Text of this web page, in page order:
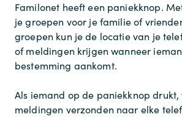
Familonet heeft een paniekknop.
je groepen voor je familie of
groepen kun je de locatie van je
of meldingen krijgen wanneer
bestemming aankomt.
Als iemand op de paniekknop drukt,
meldingen verzonden naar elke